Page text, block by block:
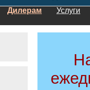
Дилерам
Услуги